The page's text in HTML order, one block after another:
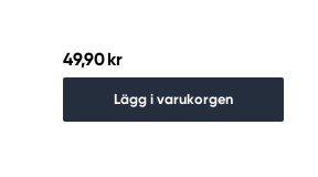
49,90 kr
Lägg i varukorgen